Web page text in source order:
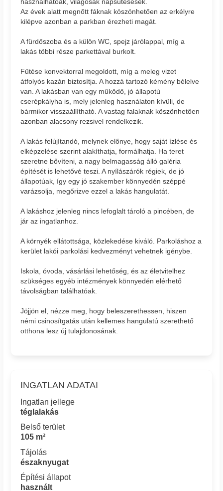
Az évek alatt megnőtt fáknak köszönhetően az erkélyre
kilépve azonban a parkban érezheti magát.
A fürdőszoba és a külön WC, spejz járólappal, míg a
lakás többi része parkettával burkolt.
Fűtése konvektorral megoldott, míg a meleg vizet
átfolyós kazán biztosítja. A hozzá tartozó kémény bélelve
van. A lakásban van egy működő, jó állapotú
cserépkályha is, mely jelenleg használaton kívüli, de
bármikor visszaállítható. A vastag falaknak köszönhetően
azonban alacsony rezsivel rendelkezik.
A lakás felújítandó, melynek előnye, hogy saját ízlése és
elképzelése szerint alakíthatja, formálhatja. Ha teret
szeretne bővíteni, a nagy belmagasság álló galéria
építését is lehetővé teszi. A nyílászárók régiek, de jó
állapotúak, így egy jó szakember könnyedén széppé
varázsolja, megőrizve ezzel a lakás hangulatát.
A lakáshoz jelenleg nincs lefoglalt tároló a pincében, de
jár az ingatlanhoz.
A környék ellátottsága, közlekedése kiváló. Parkoláshoz a
kerület lakói parkolási kedvezményt vehetnek igénybe.
Iskola, óvoda, vásárlási lehetőség, és az életvitelhez
szükséges egyéb intézmények könnyedén elérhető
távolságban találhatóak.
Jöjjön el, nézze meg, hogy beleszerethessen, hiszen
némi csinosítgatás után kellemes hangulatú szerethető
otthona lesz új tulajdonosának.
INGATLAN ADATAI
Ingatlan jellege
téglalakás
Belső terület
105 m²
Tájolás
északnyugat
Építési állapot
használt